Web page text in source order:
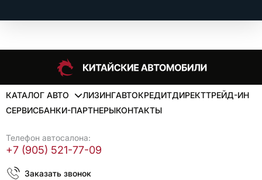
КАТАЛОГ АВТО ЛИЗИНГАВТОКРЕДИТДИРЕКТТРЕЙД-ИН
СЕРВИСБАНКИ-ПАРТНЕРЫКОНТАКТЫ
Телефон автосалона:
+7 (905) 521-77-09
Заказать звонок